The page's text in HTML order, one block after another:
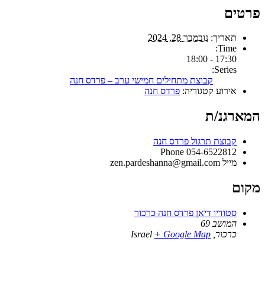
פרטים
תאריך: נובמבר 28, 2024
Time:
17:30 - 18:00
Series:
קבוצת מתחילים חמישי ערב – פרדס חנה
אירוע קטגוריה: פרדס חנה
המארגנ/ת
קבוצת תרגול פרדס חנה
Phone 054-6522812
מייל zen.pardeshanna@gmail.com
מקום
סטודיו דיאן פרדס חנה כרכור
המושב 69
כרכור
Israel + Google Map